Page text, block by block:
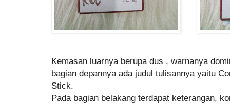
Kemasan luarnya berupa dus , warnanya
bagian depannya ada judul tulisannya yaitu
Stick.
Pada bagian belakang terdapat keterangan,